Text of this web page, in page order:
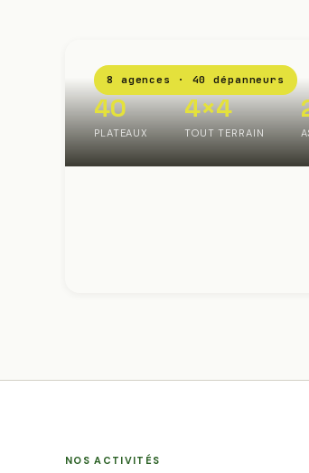
8 agences · 40 dépanneurs
40
PLATEAUX
4×4
TOUT TERRAIN
NOS ACTIVITÉS